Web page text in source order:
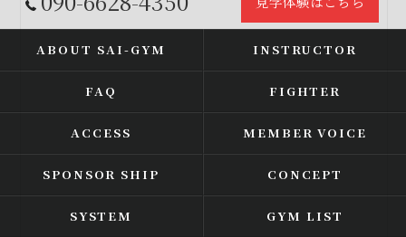
ABOUT SAI-GYM INSTRUCTOR
FAQ FIGHTER
ACCESS MEMBER VOICE
SPONSOR SHIP CONCEPT
SYSTEM GYM LIST